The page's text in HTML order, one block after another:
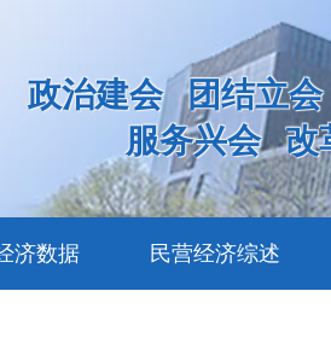
政治建会 团结立会
服务兴会 改
济数据 民营经济综述